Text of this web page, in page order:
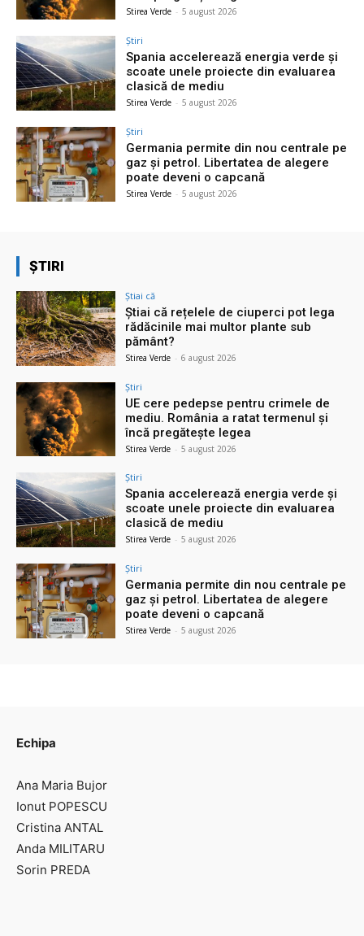
Stirea Verde - 5 august 2026
Știri
Spania accelerează energia verde și
scoate unele proiecte din evaluarea
clasică de mediu
Stirea Verde - 5 august 2026
Știri
Germania permite din nou centrale pe
gaz și petrol. Libertatea de alegere
poate deveni o capcană
Stirea Verde - 5 august 2026
ȘTIRI
Știai că
Știai că rețelele de ciuperci pot lega
rădăcinile mai multor plante sub
pământ?
Stirea Verde - 6 august 2026
Știri
UE cere pedepse pentru crimele de
mediu. România a ratat termenul și
încă pregătește legea
Stirea Verde - 5 august 2026
Știri
Spania accelerează energia verde și
scoate unele proiecte din evaluarea
clasică de mediu
Stirea Verde - 5 august 2026
Știri
Germania permite din nou centrale pe
gaz și petrol. Libertatea de alegere
poate deveni o capcană
Stirea Verde - 5 august 2026
Echipa
Ana Maria Bujor
Ionut POPESCU
Cristina ANTAL
Anda MILITARU
Sorin PREDA